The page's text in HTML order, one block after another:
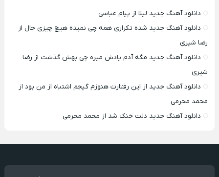
دانلود آهنگ جدید لیلا از پیام عباسی
دانلود آهنگ جدید شده تکراری همه چی نمیده هیچ چیزی حال از
رضا شیری
دانلود آهنگ جدید مگه آدم یادش میره چی بهش گذشت از رضا
شیری
دانلود آهنگ جدید از این رفتارت هنوزم گیجم اشتباه از من بود از
محمد محرمی
دانلود آهنگ جدید دلت خنک شد از محمد محرمی